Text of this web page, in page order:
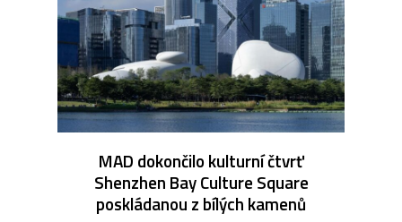
MAD dokončilo kulturní čtvrť
Shenzhen Bay Culture Square
poskládanou z bílých kamenů